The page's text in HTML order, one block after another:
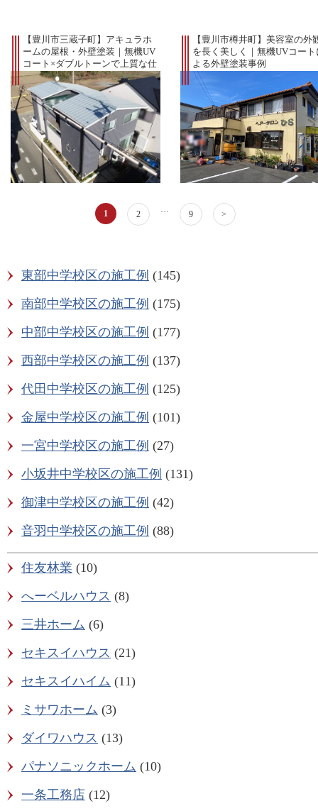
【豊川市三蔵子町】アキュラホ
ームの屋根・外壁塗装｜無機UV
コート×ダブルトーンで上質な仕
上がりに
【豊川市樽井町】美容室の外
を長く美しく｜無機UVコート
よる外壁塗装事例
1 2 … 9 >
東部中学校区の施工例 (145)
南部中学校区の施工例 (175)
中部中学校区の施工例 (177)
西部中学校区の施工例 (137)
代田中学校区の施工例 (125)
金屋中学校区の施工例 (101)
一宮中学校区の施工例 (27)
小坂井中学校区の施工例 (131)
御津中学校区の施工例 (42)
音羽中学校区の施工例 (88)
住友林業 (10)
へーベルハウス (8)
三井ホーム (6)
セキスイハウス (21)
セキスイハイム (11)
ミサワホーム (3)
ダイワハウス (13)
パナソニックホーム (10)
一条工務店 (12)